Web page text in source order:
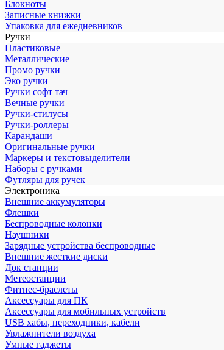
Блокноты
Записные книжки
Упаковка для ежедневников
Ручки
Пластиковые
Металлические
Промо ручки
Эко ручки
Ручки софт тач
Вечные ручки
Ручки-стилусы
Ручки-роллеры
Карандаши
Оригинальные ручки
Маркеры и текстовыделители
Наборы с ручками
Футляры для ручек
Электроника
Внешние аккумуляторы
Флешки
Беспроводные колонки
Наушники
Зарядные устройства беспроводные
Внешние жесткие диски
Док станции
Метеостанции
Фитнес-браслеты
Аксессуары для ПК
Аксессуары для мобильных устройств
USB хабы, переходники, кабели
Увлажнители воздуха
Умные гаджеты